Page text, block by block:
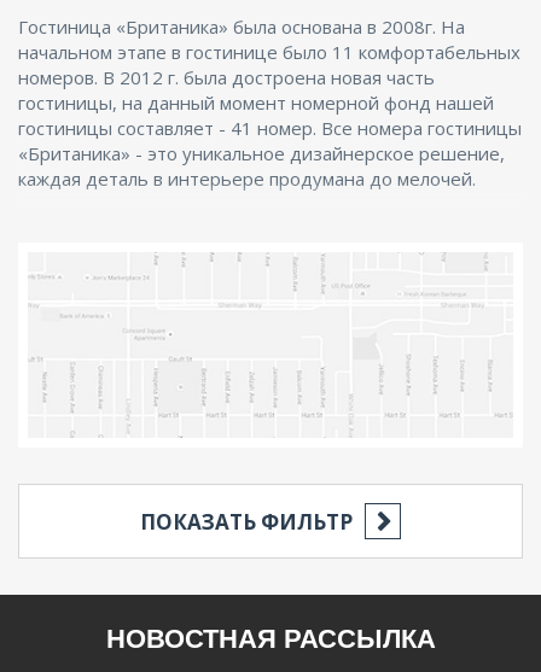
Гостиница «Британика» была основана в 2008г. На
начальном этапе в гостинице было 11 комфортабельных
номеров. В 2012 г. была достроена новая часть
гостиницы, на данный момент номерной фонд нашей
гостиницы составляет - 41 номер. Все номера гостиницы
«Британика» - это уникальное дизайнерское решение,
каждая деталь в интерьере продумана до мелочей.
ПОКАЗАТЬ ФИЛЬТР
НОВОСТНАЯ РАССЫЛКА